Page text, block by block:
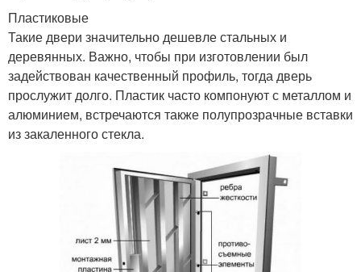
Пластиковые
Такие двери значительно дешевле стальных и
деревянных. Важно, чтобы при изготовлении был
задействован качественный профиль, тогда дверь
прослужит долго. Пластик часто компонуют с металлом и
алюминием, встречаются также полупрозрачные вставки
из закаленного стекла.